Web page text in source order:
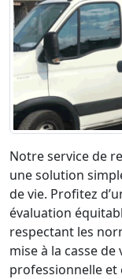
Notre service de
une solution
de vie. Profitez
évaluation
respectant les
mise à la casse
professionnelle et